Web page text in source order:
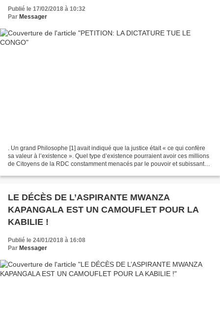
Publié le 17/02/2018 à 10:32
Par Messager
. Un grand Philosophe [1] avait indiqué que la justice était « ce qui confère
sa valeur à l’existence ». Quel type d’existence pourraient avoir ces millions
de Citoyens de la RDC constamment menacés par le pouvoir et subissant
LE DÉCÈS DE L’ASPIRANTE MWANZA
KAPANGALA EST UN CAMOUFLET POUR LA
KABILIE !
Publié le 24/01/2018 à 16:08
Par Messager